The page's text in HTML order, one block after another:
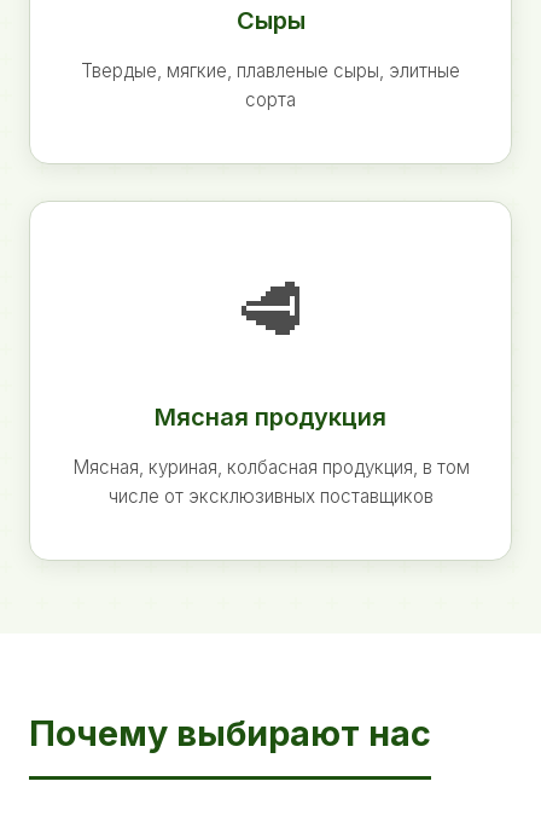
Сыры
Твердые, мягкие, плавленые сыры, элитные
сорта
🥩
Мясная продукция
Мясная, куриная, колбасная продукция, в том
числе от эксклюзивных поставщиков
Почему выбирают нас